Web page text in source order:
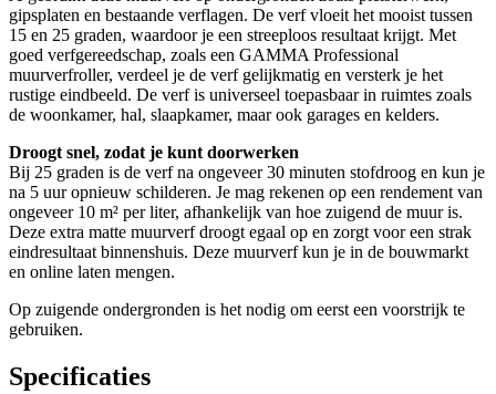
gipsplaten en bestaande verflagen. De verf vloeit het mooist tussen
15 en 25 graden, waardoor je een streeploos resultaat krijgt. Met
goed verfgereedschap, zoals een GAMMA Professional
muurverfroller, verdeel je de verf gelijkmatig en versterk je het
rustige eindbeeld. De verf is universeel toepasbaar in ruimtes zoals
de woonkamer, hal, slaapkamer, maar ook garages en kelders.
Droogt snel, zodat je kunt doorwerken
Bij 25 graden is de verf na ongeveer 30 minuten stofdroog en kun je
na 5 uur opnieuw schilderen. Je mag rekenen op een rendement van
ongeveer 10 m² per liter, afhankelijk van hoe zuigend de muur is.
Deze extra matte muurverf droogt egaal op en zorgt voor een strak
eindresultaat binnenshuis. Deze muurverf kun je in de bouwmarkt
en online laten mengen.
Op zuigende ondergronden is het nodig om eerst een voorstrijk te
gebruiken.
Specificaties